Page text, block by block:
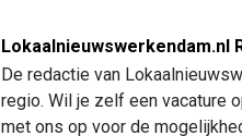
Lokaalnieuwswerkendam.nl
De redactie van
regio. Wil je zelf een vacature
met ons op voor de